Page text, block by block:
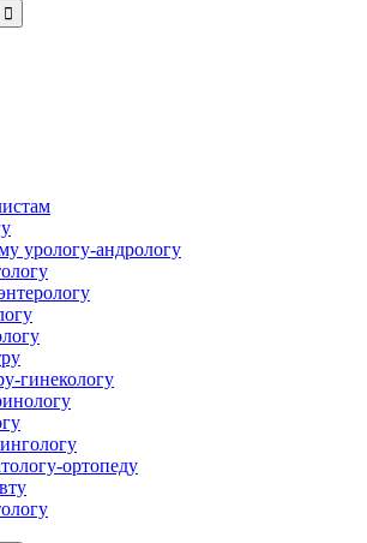
урологу-андрологу
гинекологу
ортопеду